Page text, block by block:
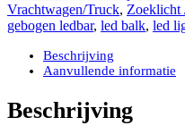
en
wit
positielicht
20.900
R112
gecertificeerd
Vrachtwagen/Truck, Zoeklicht
gebogen ledbar, led balk, led
Beschrijving
Aanvullende informatie
Beschrijving